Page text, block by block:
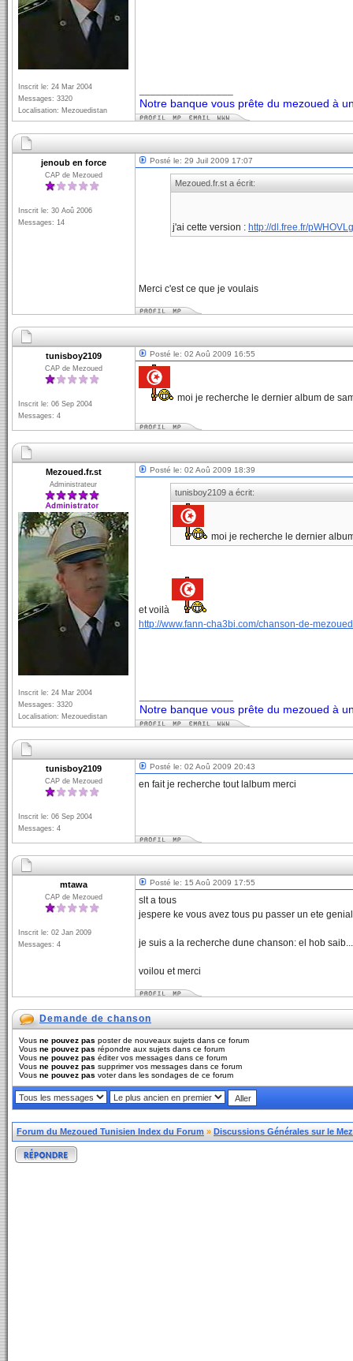
Inscrit le: 24 Mar 2004
Messages: 3320
Localisation: Mezouedistan
Notre banque vous prête du mezoued à
jenoub en force
CAP de Mezoued
Inscrit le: 30 Aoû 2006
Messages: 14
Posté le: 29 Juil 2009 17:07
Mezoued.fr.st a écrit:
j'ai cette version : http://dl.free.fr/
Merci c'est ce que je voulais
tunisboy2109
CAP de Mezoued
Inscrit le: 06 Sep 2004
Messages: 4
Posté le: 02 Aoû 2009 16:55
moi je recherche le dernier album de
Mezoued.fr.st
Administrateur
Inscrit le: 24 Mar 2004
Messages: 3320
Localisation: Mezouedistan
Posté le: 02 Aoû 2009 18:39
tunisboy2109 a écrit:
moi je recherche le dernier
et voilà
http://www.fann-cha3bi.com/chanson-de-
Notre banque vous prête du mezoued à
tunisboy2109
CAP de Mezoued
Inscrit le: 06 Sep 2004
Messages: 4
Posté le: 02 Aoû 2009 20:43
en fait je recherche tout lalbum merci
mtawa
CAP de Mezoued
Inscrit le: 02 Jan 2009
Messages: 4
Posté le: 15 Aoû 2009 17:55
slt a tous
jespere ke vous avez tous pu passer un ete
je suis a la recherche dune chanson: el hob
voilou et merci
Demande de chanson
Vous ne pouvez pas poster de nouveaux sujets dans ce forum
Vous ne pouvez pas répondre aux sujets dans ce forum
Vous ne pouvez pas éditer vos messages dans ce forum
Vous ne pouvez pas supprimer vos messages dans ce forum
Vous ne pouvez pas voter dans les sondages de ce forum
Forum du Mezoued Tunisien Index du Forum » Discussions Générales sur le